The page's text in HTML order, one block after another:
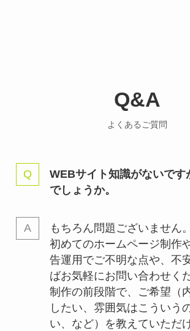
Q&A
よくあるご質問
WEBサイト知識がないです
でしょうか。
もちろん問題ございません。
初めてのホームページ制作
告運用でご不明な点や、不
ばお気軽にお問い合わせく
制作の前段階で、ご希望（
したい、雰囲気はこういう
い、など）を教えていただ